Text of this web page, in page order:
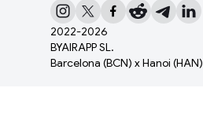
2022-2026
BYAIRAPP SL.
Barcelona (BCN) x Hanoi (HAN)